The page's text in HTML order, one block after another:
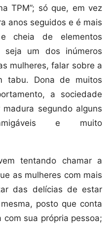
TPM”; só que, em vez
anos seguidos e é mais
cheia de elementos
seja um dos inúmeros
mulheres, falar sobre a
tabu. Dona de muitos
a sociedade
segundo alguns
e muito
tentando chamar a
as mulheres com mais
das delícias de estar
posto que conta
com sua própria pessoa;